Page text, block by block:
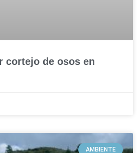
cortejo de osos en
AMBIENTE